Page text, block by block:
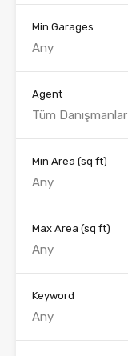
Min Garages
Any
Agent
Tüm Danışmanlar
Min Area (sq ft)
Max Area (sq ft)
Keyword